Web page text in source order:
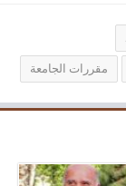
مقررات الجامعة